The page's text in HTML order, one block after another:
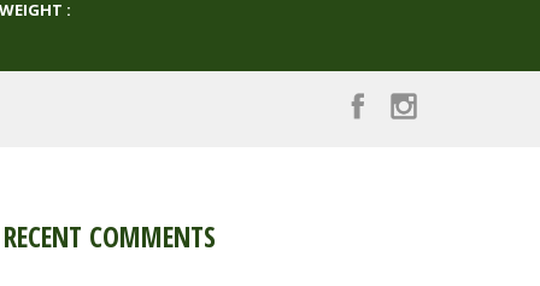
:
RECENT COMMENTS